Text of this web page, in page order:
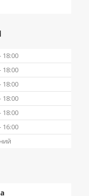
18:00
18:00
18:00
18:00
18:00
16:00